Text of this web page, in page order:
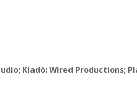
Kiadó: Wired Productions;